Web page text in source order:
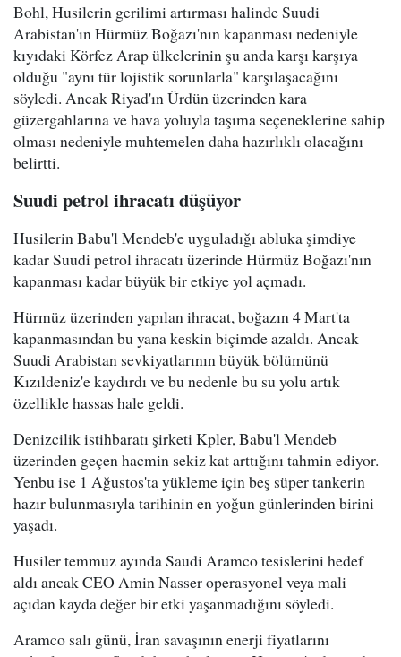
Bohl, Husilerin gerilimi artırması halinde Suudi
Arabistan'ın Hürmüz Boğazı'nın kapanması nedeniyle
kıyıdaki Körfez Arap ülkelerinin şu anda karşı karşıya
olduğu "aynı tür lojistik sorunlarla" karşılaşacağını
söyledi. Ancak Riyad'ın Ürdün üzerinden kara
güzergahlarına ve hava yoluyla taşıma seçeneklerine sahip
olması nedeniyle muhtemelen daha hazırlıklı olacağını
belirtti.
Suudi petrol ihracatı düşüyor
Husilerin Babu'l Mendeb'e uyguladığı abluka şimdiye
kadar Suudi petrol ihracatı üzerinde Hürmüz Boğazı'nın
kapanması kadar büyük bir etkiye yol açmadı.
Hürmüz üzerinden yapılan ihracat, boğazın 4 Mart'ta
kapanmasından bu yana keskin biçimde azaldı. Ancak
Suudi Arabistan sevkiyatlarının büyük bölümünü
Kızıldeniz'e kaydırdı ve bu nedenle bu su yolu artık
özellikle hassas hale geldi.
Denizcilik istihbaratı şirketi Kpler, Babu'l Mendeb
üzerinden geçen hacmin sekiz kat arttığını tahmin ediyor.
Yenbu ise 1 Ağustos'ta yükleme için beş süper tankerin
hazır bulunmasıyla tarihinin en yoğun günlerinden birini
yaşadı.
Husiler temmuz ayında Saudi Aramco tesislerini hedef
aldı ancak CEO Amin Nasser operasyonel veya mali
açıdan kayda değer bir etki yaşanmadığını söyledi.
Aramco salı günü, İran savaşının enerji fiyatlarını